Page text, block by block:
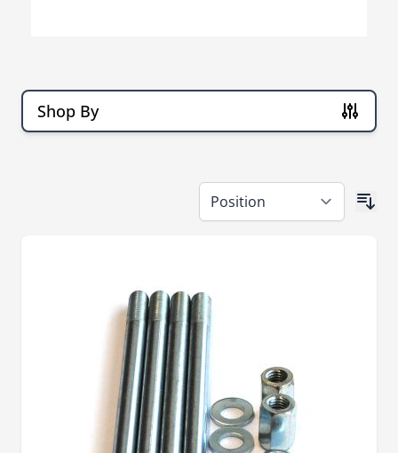
Shop By